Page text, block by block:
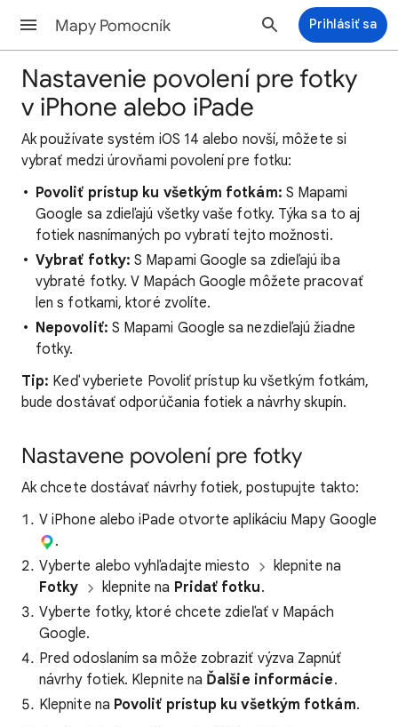
Mapy Pomocník Prihlásiť sa
Nastavenie povolení pre fotky
v iPhone alebo iPade
Ak používate systém iOS 14 alebo novší, môžete si
vybrať medzi úrovňami povolení pre fotku:
Povoliť prístup ku všetkým fotkám: S Mapami
Google sa zdieľajú všetky vaše fotky. Týka sa to aj
fotiek nasnímaných po vybratí tejto možnosti.
Vybrať fotky: S Mapami Google sa zdieľajú iba
vybraté fotky. V Mapách Google môžete pracovať
len s fotkami, ktoré zvolíte.
Nepovoliť: S Mapami Google sa nezdieľajú žiadne
fotky.
Tip: Keď vyberiete Povoliť prístup ku všetkým fotkám,
bude dostávať odporúčania fotiek a návrhy skupín.
Nastavene povolení pre fotky
Ak chcete dostávať návrhy fotiek, postupujte takto:
V iPhone alebo iPade otvorte aplikáciu Mapy Google
.
Vyberte alebo vyhľadajte miesto
klepnite na
Fotky
klepnite na Pridať fotku.
Vyberte fotky, ktoré chcete zdieľať v Mapách
Google.
Pred odoslaním sa môže zobraziť výzva Zapnúť
návrhy fotiek. Klepnite na Ďalšie informácie.
Klepnite na Povoliť prístup ku všetkým fotkám.